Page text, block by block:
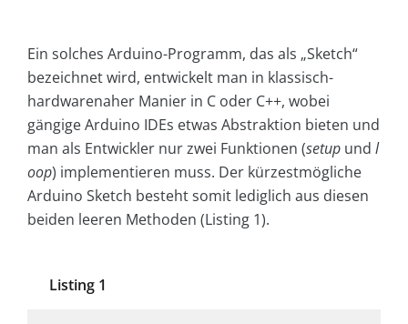
Ein solches Arduino-Programm, das als „Sketch“
bezeichnet wird, entwickelt man in klassisch-
hardwarenaher Manier in C oder C++, wobei
gängige Arduino IDEs etwas Abstraktion bieten und
man als Entwickler nur zwei Funktionen (setup und l
oop) implementieren muss. Der kürzestmögliche
Arduino Sketch besteht somit lediglich aus diesen
beiden leeren Methoden (Listing 1).
Listing 1